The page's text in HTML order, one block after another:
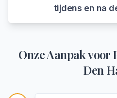
tijdens en na
Onze Aanpak voor
Den